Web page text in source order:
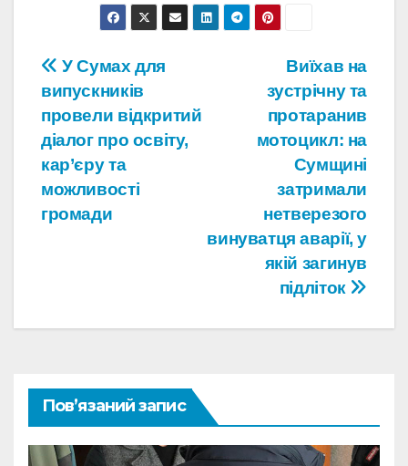
Навігація
записів
Виїхав на
зустрічну та
протаранив
мотоцикл: на
Сумщині
затримали
нетверезого
винуватця аварії, у
якій загинув
підліток
У Сумах для
випускників
провели відкритий
діалог про освіту,
кар’єру та
можливості
громади
Пов’язаний запис